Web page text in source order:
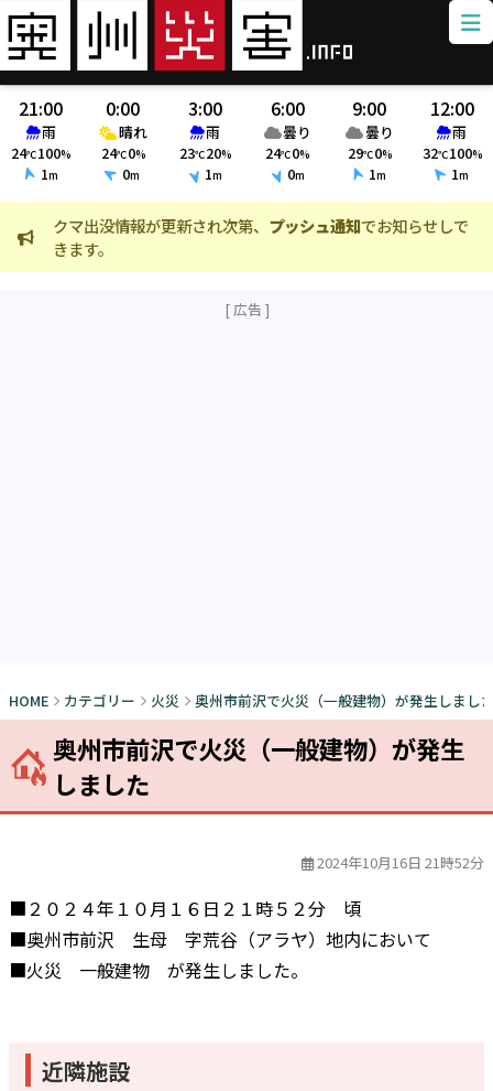
21:00
雨
24℃100%
1m
0:00
晴れ
24℃0%
0m
3:00
雨
23℃20%
1m
6:00
曇り
24℃0%
0m
9:00
曇り
29℃0%
1m
12:00
雨
32℃100%
1m
でお知らせしで 火災情報、クマ出没情報に近隣施設が表示される
HOME カテゴリー 火災 奥州市前沢で火災（一般建物）が発生しまし
奥州市前沢で火災（一般建物）が発生
しました
2024年10月16日 21時52分
■２０２４年１０月１６日２１時５２分 頃
■奥州市前沢 生母 字荒谷（アラヤ）地内において
■火災 一般建物 が発生しました。
近隣施設